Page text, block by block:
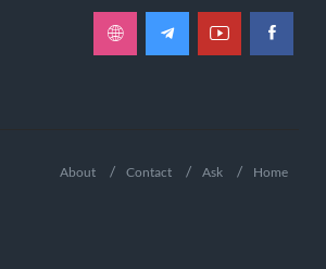
Home
Ask
Contact
About